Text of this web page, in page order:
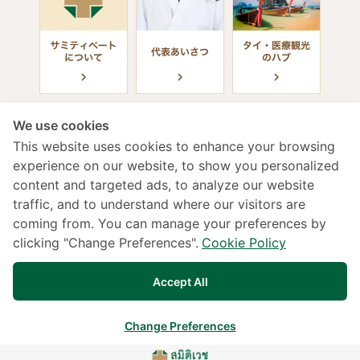
診療受付時間
年中無休 / 24時間（日本語対応）
02-022-2222
133 Sukhumvit 49, Klongtan Nua,Vadhana,
We use cookies
This website uses cookies to enhance your browsing
experience on our website, to show you personalized
content and targeted ads, to analyze our website
traffic, and to understand where our visitors are
coming from. You can manage your preferences by
clicking "Change Preferences". Cookie Policy
Accept All
Change Preferences